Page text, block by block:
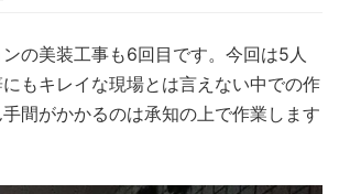
の美装工事も6回目です。今回は5人
もキレイな現場とは言えない中での作
間がかかるのは承知の上で作業します